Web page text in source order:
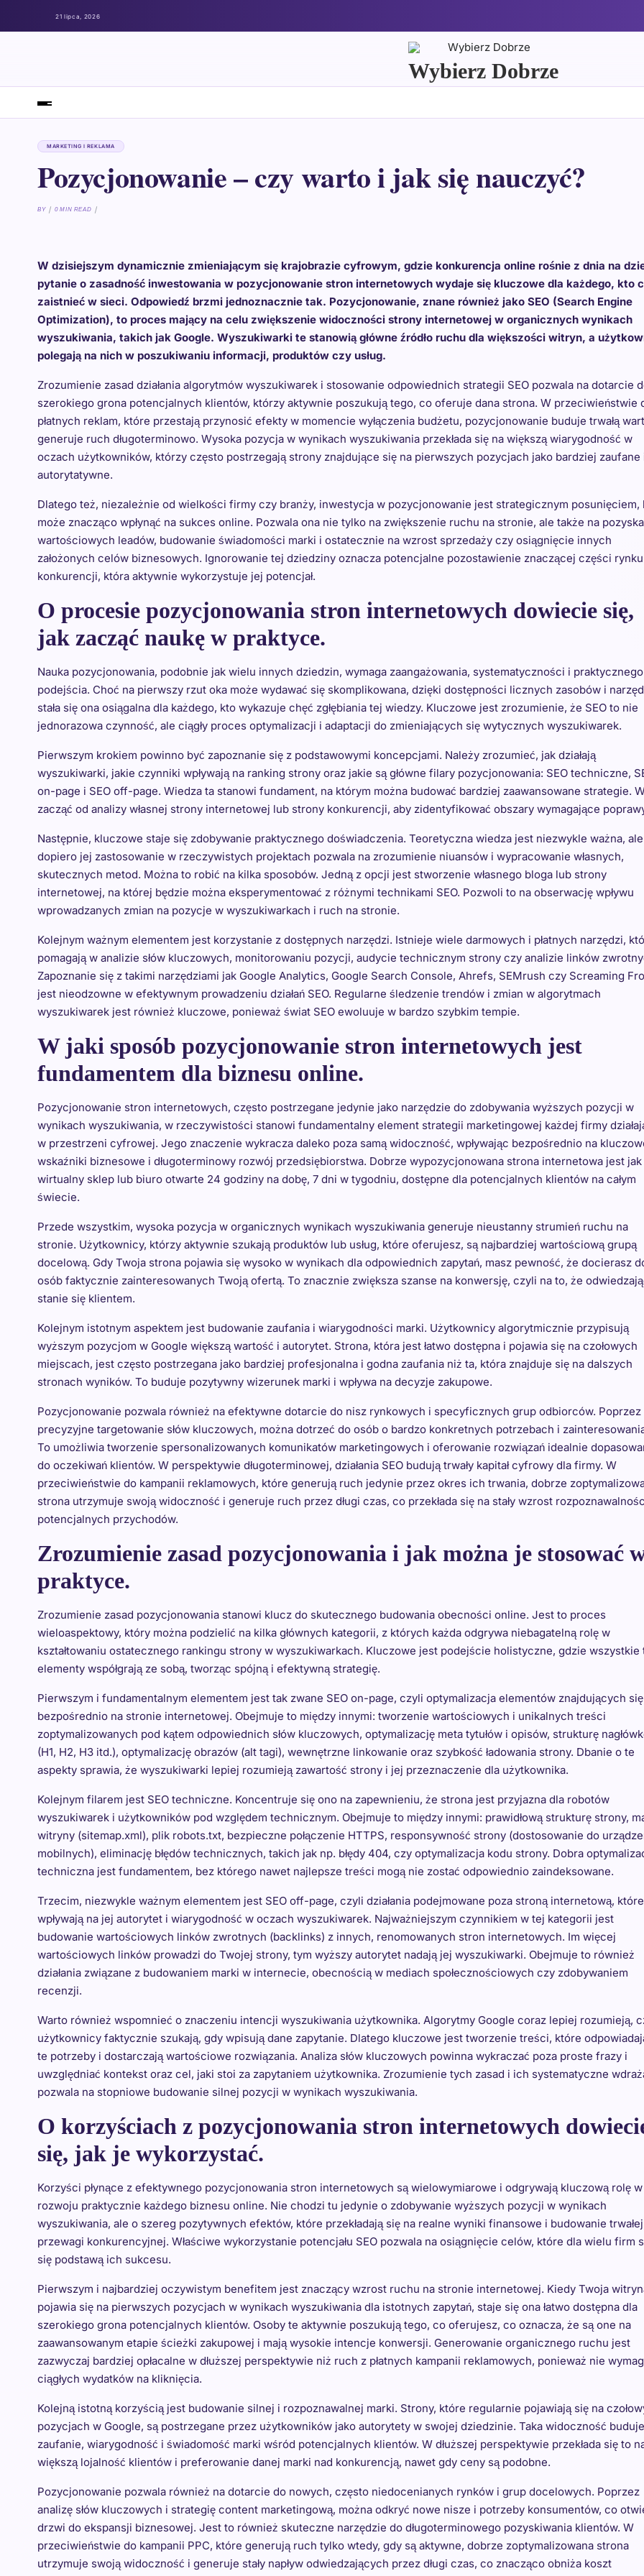
21 lipca, 2026
Wybierz Dobrze
MARKETING I REKLAMA
Pozycjonowanie – czy warto i jak się nauczyć?
BY 0 MIN READ
W dzisiejszym dynamicznie zmieniającym się krajobrazie cyfrowym, gdzie konkurencja online rośnie z dnia na
pytanie o zasadność inwestowania w pozycjonowanie stron internetowych wydaje się kluczowe dla każdego, kto
zaistnieć w sieci. Odpowiedź brzmi jednoznacznie tak. Pozycjonowanie, znane również jako SEO (Search Engine
Optimization), to proces mający na celu zwiększenie widoczności strony internetowej w organicznych wynikach
wyszukiwania, takich jak Google. Wyszukiwarki te stanowią główne źródło ruchu dla większości witryn, a
polegają na nich w poszukiwaniu informacji, produktów czy usług.
Zrozumienie zasad działania algorytmów wyszukiwarek i stosowanie odpowiednich strategii SEO pozwala na dotarcie
szerokiego grona potencjalnych klientów, którzy aktywnie poszukują tego, co oferuje dana strona. W przeciwieństwie
płatnych reklam, które przestają przynosić efekty w momencie wyłączenia budżetu, pozycjonowanie buduje trwałą
generuje ruch długoterminowo. Wysoka pozycja w wynikach wyszukiwania przekłada się na większą wiarygodność w
oczach użytkowników, którzy często postrzegają strony znajdujące się na pierwszych pozycjach jako bardziej zaufane
autorytatywne.
Dlatego też, niezależnie od wielkości firmy czy branży, inwestycja w pozycjonowanie jest strategicznym posunięciem,
może znacząco wpłynąć na sukces online. Pozwala ona nie tylko na zwiększenie ruchu na stronie, ale także na
wartościowych leadów, budowanie świadomości marki i ostatecznie na wzrost sprzedaży czy osiągnięcie innych
założonych celów biznesowych. Ignorowanie tej dziedziny oznacza potencjalne pozostawienie znaczącej części
konkurencji, która aktywnie wykorzystuje jej potencjał.
O procesie pozycjonowania stron internetowych dowiecie się,
jak zacząć naukę w praktyce.
Nauka pozycjonowania, podobnie jak wielu innych dziedzin, wymaga zaangażowania, systematyczności i praktycznego
podejścia. Choć na pierwszy rzut oka może wydawać się skomplikowana, dzięki dostępności licznych zasobów i
stała się ona osiągalna dla każdego, kto wykazuje chęć zgłębiania tej wiedzy. Kluczowe jest zrozumienie, że SEO to nie
jednorazowa czynność, ale ciągły proces optymalizacji i adaptacji do zmieniających się wytycznych wyszukiwarek.
Pierwszym krokiem powinno być zapoznanie się z podstawowymi koncepcjami. Należy zrozumieć, jak działają
wyszukiwarki, jakie czynniki wpływają na ranking strony oraz jakie są główne filary pozycjonowania: SEO techniczne,
on-page i SEO off-page. Wiedza ta stanowi fundament, na którym można budować bardziej zaawansowane strategie.
zacząć od analizy własnej strony internetowej lub strony konkurencji, aby zidentyfikować obszary wymagające
Następnie, kluczowe staje się zdobywanie praktycznego doświadczenia. Teoretyczna wiedza jest niezwykle ważna, ale
dopiero jej zastosowanie w rzeczywistych projektach pozwala na zrozumienie niuansów i wypracowanie własnych,
skutecznych metod. Można to robić na kilka sposobów. Jedną z opcji jest stworzenie własnego bloga lub strony
internetowej, na której będzie można eksperymentować z różnymi technikami SEO. Pozwoli to na obserwację wpływu
wprowadzanych zmian na pozycje w wyszukiwarkach i ruch na stronie.
Kolejnym ważnym elementem jest korzystanie z dostępnych narzędzi. Istnieje wiele darmowych i płatnych narzędzi,
pomagają w analizie słów kluczowych, monitorowaniu pozycji, audycie technicznym strony czy analizie linków
Zapoznanie się z takimi narzędziami jak Google Analytics, Google Search Console, Ahrefs, SEMrush czy Screaming
jest nieodzowne w efektywnym prowadzeniu działań SEO. Regularne śledzenie trendów i zmian w algorytmach
wyszukiwarek jest również kluczowe, ponieważ świat SEO ewoluuje w bardzo szybkim tempie.
W jaki sposób pozycjonowanie stron internetowych jest
fundamentem dla biznesu online.
Pozycjonowanie stron internetowych, często postrzegane jedynie jako narzędzie do zdobywania wyższych pozycji w
wynikach wyszukiwania, w rzeczywistości stanowi fundamentalny element strategii marketingowej każdej firmy
w przestrzeni cyfrowej. Jego znaczenie wykracza daleko poza samą widoczność, wpływając bezpośrednio na
wskaźniki biznesowe i długoterminowy rozwój przedsiębiorstwa. Dobrze wypozycjonowana strona internetowa jest jak
wirtualny sklep lub biuro otwarte 24 godziny na dobę, 7 dni w tygodniu, dostępne dla potencjalnych klientów na całym
świecie.
Przede wszystkim, wysoka pozycja w organicznych wynikach wyszukiwania generuje nieustanny strumień ruchu na
stronie. Użytkownicy, którzy aktywnie szukają produktów lub usług, które oferujesz, są najbardziej wartościową grupą
docelową. Gdy Twoja strona pojawia się wysoko w wynikach dla odpowiednich zapytań, masz pewność, że docierasz
osób faktycznie zainteresowanych Twoją ofertą. To znacznie zwiększa szanse na konwersję, czyli na to, że
stanie się klientem.
Kolejnym istotnym aspektem jest budowanie zaufania i wiarygodności marki. Użytkownicy algorytmicznie przypisują
wyższym pozycjom w Google większą wartość i autorytet. Strona, która jest łatwo dostępna i pojawia się na czołowych
miejscach, jest często postrzegana jako bardziej profesjonalna i godna zaufania niż ta, która znajduje się na dalszych
stronach wyników. To buduje pozytywny wizerunek marki i wpływa na decyzje zakupowe.
Pozycjonowanie pozwala również na efektywne dotarcie do nisz rynkowych i specyficznych grup odbiorców. Poprzez
precyzyjne targetowanie słów kluczowych, można dotrzeć do osób o bardzo konkretnych potrzebach i
To umożliwia tworzenie spersonalizowanych komunikatów marketingowych i oferowanie rozwiązań idealnie
do oczekiwań klientów. W perspektywie długoterminowej, działania SEO budują trwały kapitał cyfrowy dla firmy. W
przeciwieństwie do kampanii reklamowych, które generują ruch jedynie przez okres ich trwania, dobrze
strona utrzymuje swoją widoczność i generuje ruch przez długi czas, co przekłada się na stały wzrost
potencjalnych przychodów.
Zrozumienie zasad pozycjonowania i jak można je stosować
praktyce.
Zrozumienie zasad pozycjonowania stanowi klucz do skutecznego budowania obecności online. Jest to proces
wieloaspektowy, który można podzielić na kilka głównych kategorii, z których każda odgrywa niebagatelną rolę w
kształtowaniu ostatecznego rankingu strony w wyszukiwarkach. Kluczowe jest podejście holistyczne, gdzie wszystkie
elementy współgrają ze sobą, tworząc spójną i efektywną strategię.
Pierwszym i fundamentalnym elementem jest tak zwane SEO on-page, czyli optymalizacja elementów znajdujących się
bezpośrednio na stronie internetowej. Obejmuje to między innymi: tworzenie wartościowych i unikalnych treści
zoptymalizowanych pod kątem odpowiednich słów kluczowych, optymalizację meta tytułów i opisów, strukturę
(H1, H2, H3 itd.), optymalizację obrazów (alt tagi), wewnętrzne linkowanie oraz szybkość ładowania strony. Dbanie o te
aspekty sprawia, że wyszukiwarki lepiej rozumieją zawartość strony i jej przeznaczenie dla użytkownika.
Kolejnym filarem jest SEO techniczne. Koncentruje się ono na zapewnieniu, że strona jest przyjazna dla robotów
wyszukiwarek i użytkowników pod względem technicznym. Obejmuje to między innymi: prawidłową strukturę strony,
witryny (sitemap.xml), plik robots.txt, bezpieczne połączenie HTTPS, responsywność strony (dostosowanie do
mobilnych), eliminację błędów technicznych, takich jak np. błędy 404, czy optymalizacja kodu strony. Dobra
techniczna jest fundamentem, bez którego nawet najlepsze treści mogą nie zostać odpowiednio zaindeksowane.
Trzecim, niezwykle ważnym elementem jest SEO off-page, czyli działania podejmowane poza stroną internetową, które
wpływają na jej autorytet i wiarygodność w oczach wyszukiwarek. Najważniejszym czynnikiem w tej kategorii jest
budowanie wartościowych linków zwrotnych (backlinks) z innych, renomowanych stron internetowych. Im więcej
wartościowych linków prowadzi do Twojej strony, tym wyższy autorytet nadają jej wyszukiwarki. Obejmuje to również
działania związane z budowaniem marki w internecie, obecnością w mediach społecznościowych czy zdobywaniem
recenzji.
Warto również wspomnieć o znaczeniu intencji wyszukiwania użytkownika. Algorytmy Google coraz lepiej rozumieją,
użytkownicy faktycznie szukają, gdy wpisują dane zapytanie. Dlatego kluczowe jest tworzenie treści, które
te potrzeby i dostarczają wartościowe rozwiązania. Analiza słów kluczowych powinna wykraczać poza proste frazy i
uwzględniać kontekst oraz cel, jaki stoi za zapytaniem użytkownika. Zrozumienie tych zasad i ich systematyczne
pozwala na stopniowe budowanie silnej pozycji w wynikach wyszukiwania.
O korzyściach z pozycjonowania stron internetowych
się, jak je wykorzystać.
Korzyści płynące z efektywnego pozycjonowania stron internetowych są wielowymiarowe i odgrywają kluczową rolę w
rozwoju praktycznie każdego biznesu online. Nie chodzi tu jedynie o zdobywanie wyższych pozycji w wynikach
wyszukiwania, ale o szereg pozytywnych efektów, które przekładają się na realne wyniki finansowe i budowanie trwałej
przewagi konkurencyjnej. Właściwe wykorzystanie potencjału SEO pozwala na osiągnięcie celów, które dla wielu firm
się podstawą ich sukcesu.
Pierwszym i najbardziej oczywistym benefitem jest znaczący wzrost ruchu na stronie internetowej. Kiedy Twoja
pojawia się na pierwszych pozycjach w wynikach wyszukiwania dla istotnych zapytań, staje się ona łatwo dostępna dla
szerokiego grona potencjalnych klientów. Osoby te aktywnie poszukują tego, co oferujesz, co oznacza, że są one na
zaawansowanym etapie ścieżki zakupowej i mają wysokie intencje konwersji. Generowanie organicznego ruchu jest
zazwyczaj bardziej opłacalne w dłuższej perspektywie niż ruch z płatnych kampanii reklamowych, ponieważ nie
ciągłych wydatków na kliknięcia.
Kolejną istotną korzyścią jest budowanie silnej i rozpoznawalnej marki. Strony, które regularnie pojawiają się na
pozycjach w Google, są postrzegane przez użytkowników jako autorytety w swojej dziedzinie. Taka widoczność buduje
zaufanie, wiarygodność i świadomość marki wśród potencjalnych klientów. W dłuższej perspektywie przekłada się to
większą lojalność klientów i preferowanie danej marki nad konkurencją, nawet gdy ceny są podobne.
Pozycjonowanie pozwala również na dotarcie do nowych, często niedocenianych rynków i grup docelowych. Poprzez
analizę słów kluczowych i strategię content marketingową, można odkryć nowe nisze i potrzeby konsumentów, co
drzwi do ekspansji biznesowej. Jest to również skuteczne narzędzie do długoterminowego pozyskiwania klientów. W
przeciwieństwie do kampanii PPC, które generują ruch tylko wtedy, gdy są aktywne, dobrze zoptymalizowana strona
utrzymuje swoją widoczność i generuje stały napływ odwiedzających przez długi czas, co znacząco obniża koszt